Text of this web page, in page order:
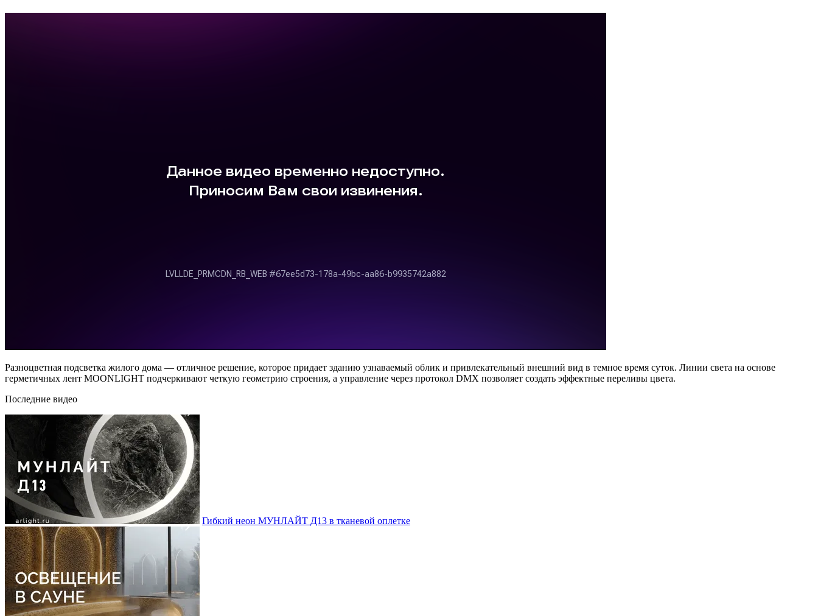
Разноцветная подсветка жилого дома — отличное решение, которое придает зданию узнаваемый облик и привлекательный внешний вид в темное время суток. Линии света на основе
герметичных лент MOONLIGHT подчеркивают четкую геометрию строения, а управление через протокол DMX позволяет создать эффектные переливы цвета.
Последние видео
Гибкий неон МУНЛАЙТ Д13 в тканевой оплетке